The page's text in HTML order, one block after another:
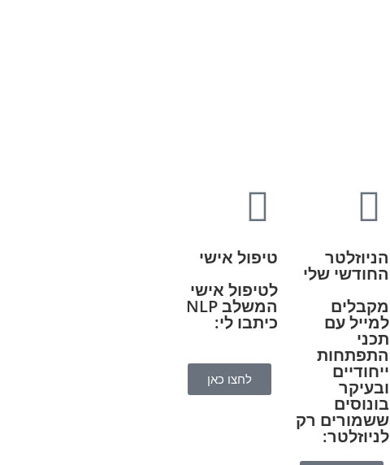
הניוזלטר
החודשי שלי
מקבלים
למייל עם
תכני
התפתחות
ייחודיים
ובעיקר
בונוסים
ששמורים רק
לניוזלטר:
טיפול אישי
לטיפול אישי
המשלב NLP
כיתבו לי:
לחצו כאן